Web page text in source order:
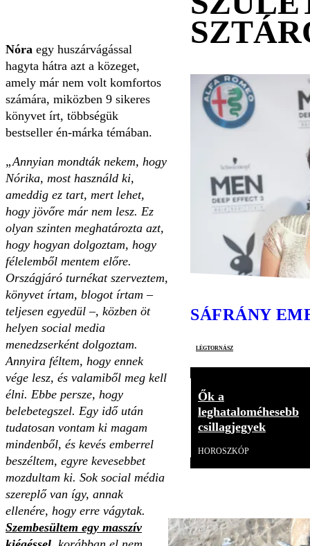
Nóra egy huszárvágással
hagyta hátra azt a közeget,
amely már nem volt komfortos
számára, miközben 9 sikeres
könyvet írt, többségük
bestseller én-márka témában.
„Annyian mondták nekem, hogy
Nórika, most használd ki,
ameddig ez tart, mert lehet,
hogy jövőre már nem lesz. Ez
olyan szinten meghatározta azt,
hogy hogyan dolgoztam, hogy
félelemből mentem előre.
Országjáró turnékat szerveztem,
könyvet írtam, blogot írtam –
teljesen egyedül –, közben öt
helyen social media
menedzserként dolgoztam.
Annyira féltem, hogy ennek
vége lesz, és valamiből meg kell
élni. Ebbe persze, hogy
belebetegszel. Egy idő után
tudatosan vontam ki magam
mindenből, és kevés emberrel
beszéltem, egyre kevesebbet
mozdultam ki. Sok social média
szereplő van így, annak
ellenére, hogy erre vágytak.
Szembesültem egy masszív
SÁFRÁNY
légtornász
Ők a
leghataloméhesebb
csillagjegyek
HOROSZKÓP